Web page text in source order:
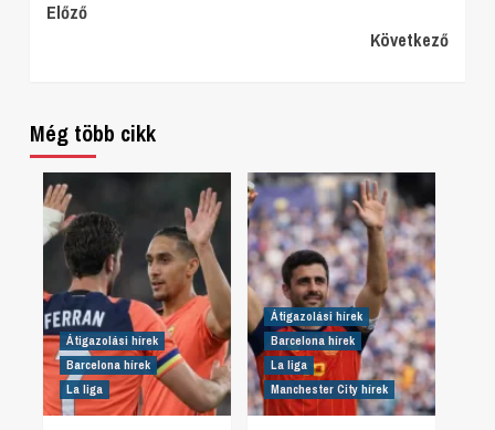
Continue
Előző
Következő
Még több cikk
Átigazolási hírek
Barcelona hírek
La liga
Átigazolási hírek
Barcelona hírek
La liga
Manchester City hírek